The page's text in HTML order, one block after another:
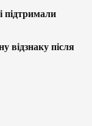
підтримали
відзнаку після